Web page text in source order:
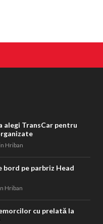
alegi TransCar pentru
Hriban
pe parbriz Head
Hriban
cu prelată la